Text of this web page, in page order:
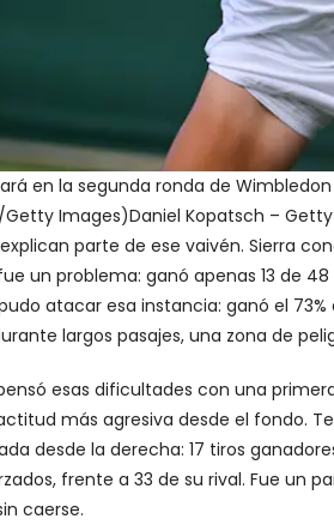
en la segunda ronda de
Getty Images)Daniel Kopatsch –
parte de ese vaivén. Sierra
un problema: ganó apenas 13 de
atacar esa instancia: ganó el
largos pasajes, una zona de
esas dificultades con una
más agresiva desde el fondo.
desde la derecha: 17 tiros
frente a 33 de su rival. Fue un
caerse.